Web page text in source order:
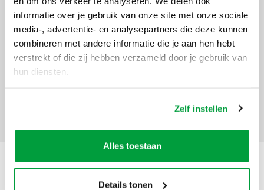
informatie over je gebruik van onze site met onze sociale
media-, advertentie- en analysepartners die deze kunnen
combineren met andere informatie die je aan hen hebt
verstrekt of die zij hebben verzameld door je gebruik van
hun diensten.
Zelf instellen
Alles toestaan
Details tonen
niet. Bestel op een werkdag voor 9.00 uur jouw
container en wij zetten hem de dag erna op de door
jou aangewezen locatie. Onze prijzen voor
onze container verhuur zijn compleet, met 8 weken
huur inbegrepen.